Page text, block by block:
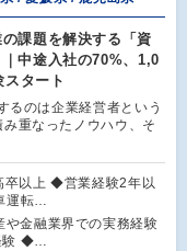
課題を解決する「資
中途入社の70%、1,0
タート
るのは企業経営者という
重なったノウハウ、そ
卒以上 ◆営業経験2年以
運転…
や金融業界での実務経験
験 ◆…